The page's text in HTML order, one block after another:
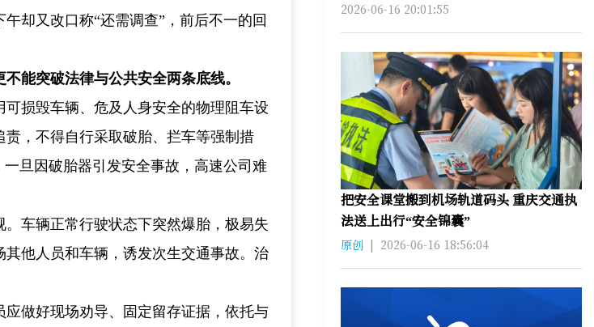
却又改口称“还需调查”，前后不一的回
能突破法律与公共安全两条底线。
损毁车辆、危及人身安全的物理阻车设
，不得自行采取破胎、拦车等强制措
旦因破胎器引发安全事故，高速公司难
车辆正常行驶状态下突然爆胎，极易失
他人员和车辆，诱发次生交通事故。治
应做好现场劝导、固定留存证据，依托与
2026-06-16 20:01:55
把安全课堂搬到机场轨道码头 重庆交通执
法送上出行“安全锦囊”
原创 | 2026-06-16 18:56:04